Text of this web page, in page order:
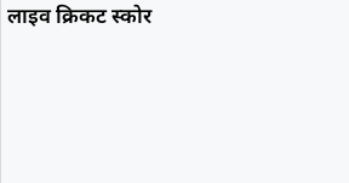
लाइव क्रिकट स्कोर